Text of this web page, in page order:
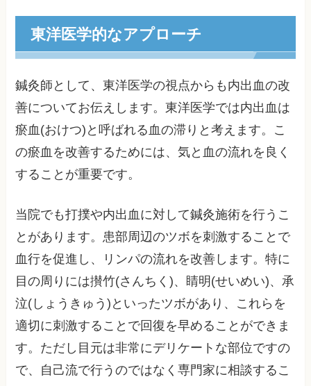
東洋医学的なアプローチ
鍼灸師として、東洋医学の視点からも内出血の改
善についてお伝えします。東洋医学では内出血は
瘀血(おけつ)と呼ばれる血の滞りと考えます。こ
の瘀血を改善するためには、気と血の流れを良く
することが重要です。
当院でも打撲や内出血に対して鍼灸施術を行うこ
とがあります。患部周辺のツボを刺激することで
血行を促進し、リンパの流れを改善します。特に
目の周りには攅竹(さんちく)、睛明(せいめい)、承
泣(しょうきゅう)といったツボがあり、これらを
適切に刺激することで回復を早めることができま
す。ただし目元は非常にデリケートな部位ですの
で、自己流で行うのではなく専門家に相談するこ